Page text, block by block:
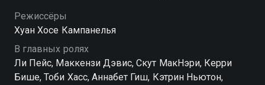
Режиссёры
Хуан Хосе Кампанелья
В главных ролях
Ли Пейс, Маккензи Дэвис, Скут МакНэри, Керри
Бише, Тоби Хасс, Аннабет Гиш, Кэтрин Ньютон,